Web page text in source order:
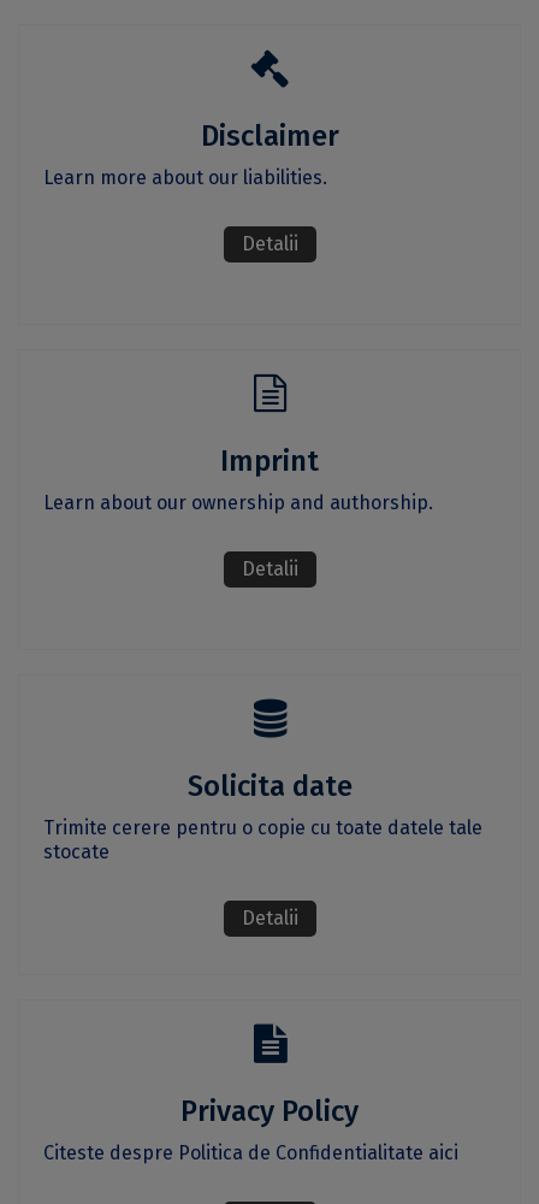
Disclaimer
Learn more about our liabilities.
Detalii
Imprint
Learn about our ownership and authorship.
Detalii
Solicita date
Trimite cerere pentru o copie cu toate datele tale
stocate
Detalii
Privacy Policy
Citeste despre Politica de Confidentialitate aici